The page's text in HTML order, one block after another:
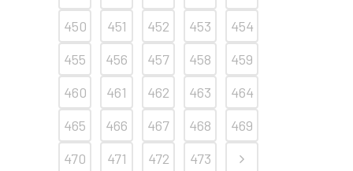
450
451 452 453
454
455
456 457 458
459
460
461 462 463
464
465
466 467 468
469
470
471 472 473